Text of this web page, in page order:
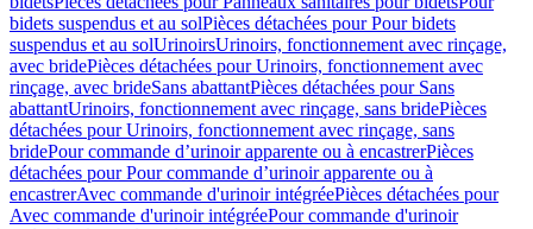
bidets suspendus et au solPièces détachées pour Pour bidets
suspendus et au solUrinoirsUrinoirs, fonctionnement avec rinçage,
avec bridePièces détachées pour Urinoirs, fonctionnement avec
rinçage, avec brideSans abattantPièces détachées pour Sans
abattantUrinoirs, fonctionnement avec rinçage, sans bridePièces
détachées pour Urinoirs, fonctionnement avec rinçage, sans
bridePour commande d’urinoir apparente ou à encastrerPièces
détachées pour Pour commande d’urinoir apparente ou à
encastrerAvec commande d'urinoir intégréePièces détachées pour
Avec commande d'urinoir intégréePour commande d'urinoir